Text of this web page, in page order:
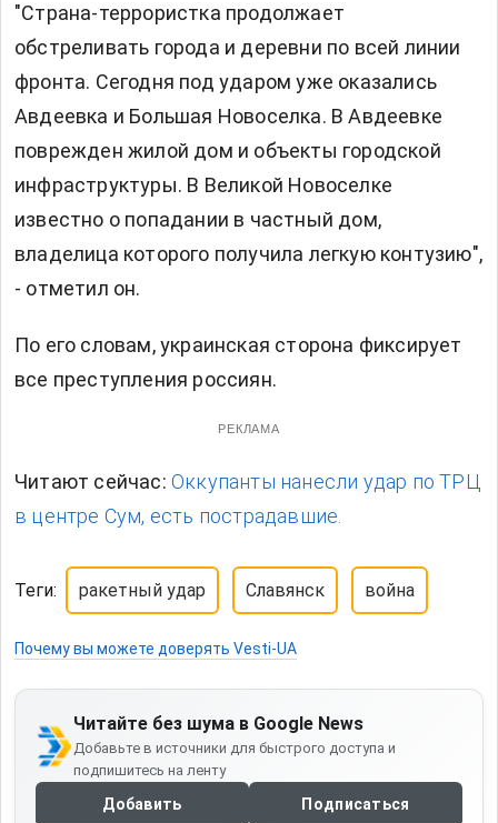
"Страна-террористка продолжает
обстреливать города и деревни по всей линии
фронта. Сегодня под ударом уже оказались
Авдеевка и Большая Новоселка. В Авдеевке
поврежден жилой дом и объекты городской
инфраструктуры. В Великой Новоселке
известно о попадании в частный дом,
владелица которого получила легкую контузию",
- отметил он.
По его словам, украинская сторона фиксирует
все преступления россиян.
РЕКЛАМА
Читают сейчас: Оккупанты нанесли удар по ТРЦ
в центре Сум, есть пострадавшие.
Теги: ракетный удар Славянск война
Почему вы можете доверять Vesti-UA
Читайте без шума в Google News
Добавьте в источники для быстрого доступа и
подпишитесь на ленту
Добавить Подписаться